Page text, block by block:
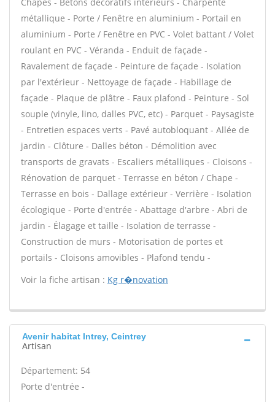
métallique - Porte / Fenêtre en aluminium - Portail en
aluminium - Porte / Fenêtre en PVC - Volet battant / Volet
roulant en PVC - Véranda - Enduit de façade -
Ravalement de façade - Peinture de façade - Isolation
par l'extérieur - Nettoyage de façade - Habillage de
façade - Plaque de plâtre - Faux plafond - Peinture - Sol
souple (vinyle, lino, dalles PVC, etc) - Parquet - Paysagiste
- Entretien espaces verts - Pavé autobloquant - Allée de
jardin - Clôture - Dalles béton - Démolition avec
transports de gravats - Escaliers métalliques - Cloisons -
Rénovation de parquet - Terrasse en béton / Chape -
Terrasse en bois - Dallage extérieur - Verrière - Isolation
écologique - Porte d'entrée - Abattage d'arbre - Abri de
jardin - Élagage et taille - Isolation de terrasse -
Construction de murs - Motorisation de portes et
portails - Cloisons amovibles - Plafond tendu -
Voir la fiche artisan : Kg r�novation
Avenir habitat Intrey, Ceintrey
Artisan
Département: 54
Porte d'entrée -